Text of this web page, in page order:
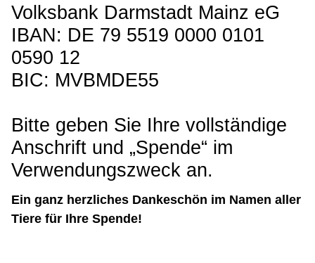
Volksbank Darmstadt Mainz eG
IBAN: DE 79 5519 0000 0101
0590 12
BIC: MVBMDE55
Bitte geben Sie Ihre vollständige
Anschrift und „Spende“ im
Verwendungszweck an.
Ein ganz herzliches Dankeschön im Namen aller
Tiere für Ihre Spende!